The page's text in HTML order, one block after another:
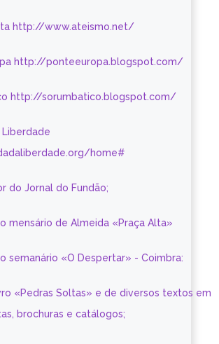
http://www.ateismo.net/
http://ponteeuropa.blogspot.com/
http://sorumbatico.blogspot.com/
Liberdade
home#
do Jornal do Fundão;
mensário de Almeida «Praça Alta»
semanário «O Despertar» - Coimbra:
«Pedras Soltas» e de diversos textos em
brochuras e catálogos;